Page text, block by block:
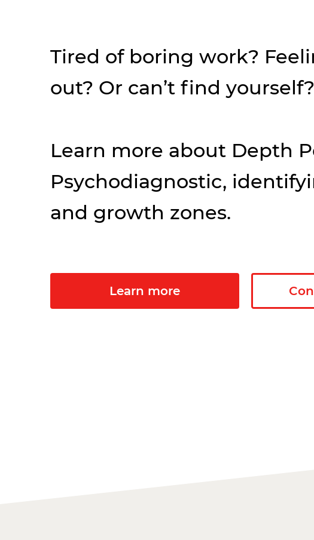
Tired of boring work?
out? Or can’t find yourself?
Learn more about Depth
Psychodiagnostic,
and growth zones.
Learn more